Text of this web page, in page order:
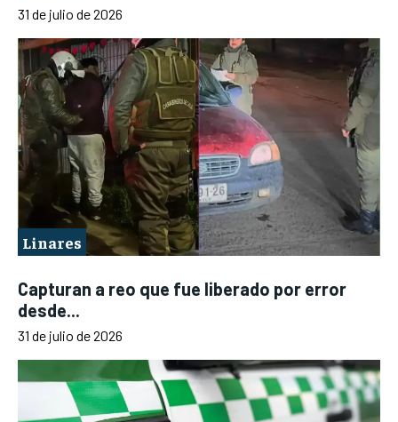
31 de julio de 2026
Linares
Capturan a reo que fue liberado por error
desde...
31 de julio de 2026